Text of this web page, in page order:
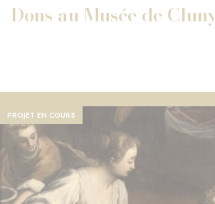
Dons au Musée de Cluny
PROJET EN COURS